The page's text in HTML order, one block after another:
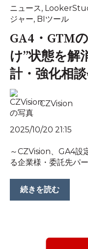
ニュース,
ジャー, BIツール
GA4・GTM
け”状態を
計・強化相
CZVision
2025/10/20 21:15
～CZVision、GA4設
る企業様・委託先パ
続きを読む